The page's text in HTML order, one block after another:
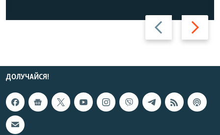
Назад Вперед
ДОЛУЧАЙСЯ!